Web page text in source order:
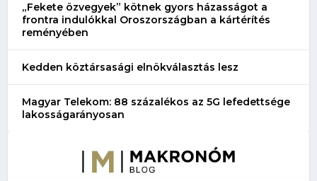
„Fekete özvegyek” kötnek gyors házasságot a
frontra indulókkal Oroszországban a kártérítés
reményében
Kedden köztársasági elnökválasztás lesz
Magyar Telekom: 88 százalékos az 5G lefedettsége
lakosságarányosan